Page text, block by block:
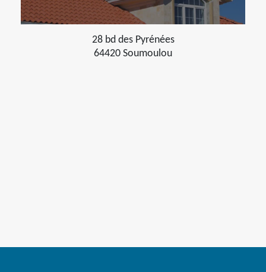
28 bd des Pyrénées
64420 Soumoulou